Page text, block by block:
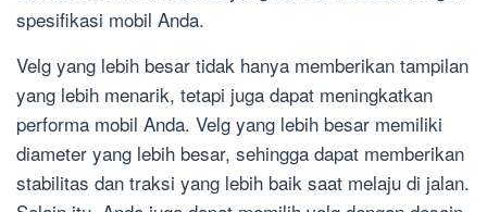
spesifikasi mobil Anda.
Velg yang lebih besar tidak hanya memberikan tampilan
yang lebih menarik, tetapi juga dapat meningkatkan
performa mobil Anda. Velg yang lebih besar memiliki
diameter yang lebih besar, sehingga dapat memberikan
stabilitas dan traksi yang lebih baik saat melaju di jalan.